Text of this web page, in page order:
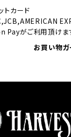
トカード
Payがご利用頂けま
お買い物ガ